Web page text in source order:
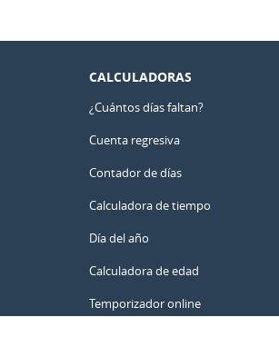
CALCULADORAS
¿Cuántos días faltan?
Cuenta regresiva
Contador de días
Calculadora de tiempo
Día del año
Calculadora de edad
Temporizador online